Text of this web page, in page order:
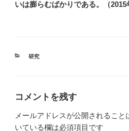
いは膨らむばかりである。（2015
カ
研究
コメントを残す
メールアドレスが公開されること
いている欄は必須項目です